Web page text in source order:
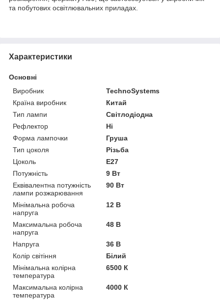
та побутових освітлювальних приладах.
Характеристики
Основні
Виробник
TechnoSystems
Країна виробник
Китай
Тип лампи
Світлодіодна
Рефлектор
Ні
Форма лампочки
Груша
Тип цоколя
Різьба
Цоколь
E27
Потужність
9 Вт
Еквівалентна потужність
лампи розжарювання
90 Вт
Мінімальна робоча
напруга
12 В
Максимальна робоча
напруга
48 В
Напруга
36 В
Колір світіння
Білий
Мінімальна колірна
температура
6500 К
Максимальна колірна
температура
4000 К